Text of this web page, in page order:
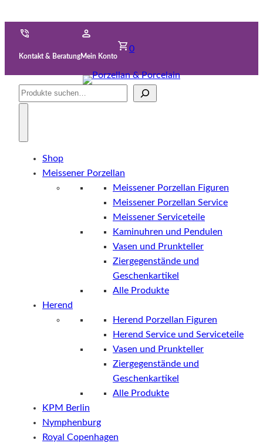
Kontakt & BeratungMein Konto
0
Suche
Shop
Meissener Porzellan
Meissener Porzellan Figuren
Meissener Porzellan Service
Meissener Serviceteile
Kaminuhren und Pendulen
Vasen und Prunkteller
Ziergegenstände und
Geschenkartikel
Alle Produkte
Herend
Herend Porzellan Figuren
Herend Service und Serviceteile
Vasen und Prunkteller
Ziergegenstände und
Geschenkartikel
Alle Produkte
KPM Berlin
Nymphenburg
Royal Copenhagen